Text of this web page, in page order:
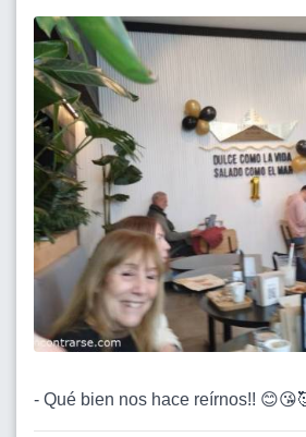
- Qué bien nos hace reírnos!!